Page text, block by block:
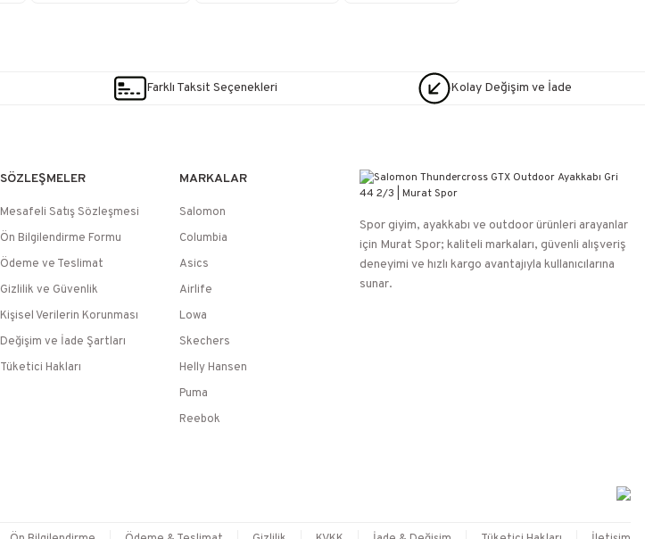
Farklı Taksit Seçenekleri Kolay Değişim ve İade
SÖZLEŞMELER
Mesafeli Satış Sözleşmesi
Ön Bilgilendirme Formu
Ödeme ve Teslimat
Gizlilik ve Güvenlik
Kişisel Verilerin Korunması
Değişim ve İade Şartları
Tüketici Hakları
MARKALAR
Salomon
Columbia
Asics
Airlife
Lowa
Skechers
Helly Hansen
Puma
Reebok
Spor giyim, ayakkabı ve outdoor ürünleri arayanlar
için Murat Spor; kaliteli markaları, güvenli alışveriş
deneyimi ve hızlı kargo avantajıyla kullanıcılarına
sunar.